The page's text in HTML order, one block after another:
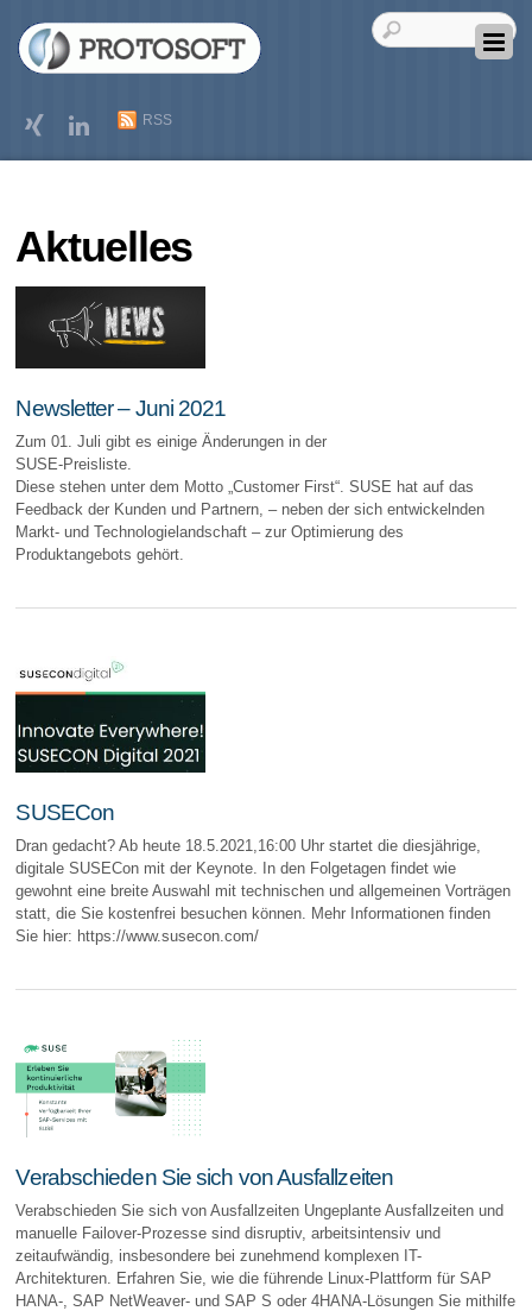
RSS
Aktuelles
Newsletter – Juni 2021
Zum 01. Juli gibt es einige Änderungen in der
SUSE-Preisliste.
Diese stehen unter dem Motto „Customer First“. SUSE hat auf das
Feedback der Kunden und Partnern, – neben der sich entwickelnden
Markt- und Technologielandschaft – zur Optimierung des
Produktangebots gehört.
SUSECon
Dran gedacht? Ab heute 18.5.2021,16:00 Uhr startet die diesjährige,
digitale SUSECon mit der Keynote. In den Folgetagen findet wie
gewohnt eine breite Auswahl mit technischen und allgemeinen Vorträgen
statt, die Sie kostenfrei besuchen können. Mehr Informationen finden
Sie hier: https://www.susecon.com/
Verabschieden Sie sich von Ausfallzeiten
Verabschieden Sie sich von Ausfallzeiten Ungeplante Ausfallzeiten und
manuelle Failover-Prozesse sind disruptiv, arbeitsintensiv und
zeitaufwändig, insbesondere bei zunehmend komplexen IT-
Architekturen. Erfahren Sie, wie die führende Linux-Plattform für SAP
HANA-, SAP NetWeaver- und SAP S oder 4HANA-Lösungen Sie mithilfe